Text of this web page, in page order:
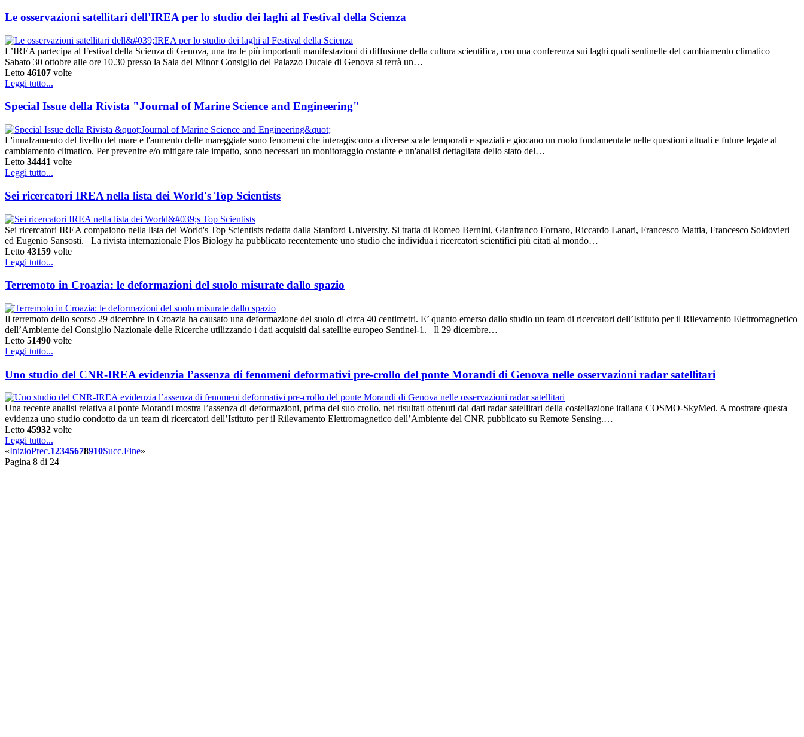
Le osservazioni satellitari dell'IREA per lo studio dei laghi al Festival della Scienza
L’IREA partecipa al Festival della Scienza di Genova, una tra le più importanti manifestazioni di diffusione della cultura scientifica, con una conferenza sui laghi quali sentinelle del cambiamento climatico
Sabato 30 ottobre alle ore 10.30 presso la Sala del Minor Consiglio del Palazzo Ducale di Genova si terrà un…
Letto 46107 volte
Leggi tutto...
Special Issue della Rivista "Journal of Marine Science and Engineering"
L'innalzamento del livello del mare e l'aumento delle mareggiate sono fenomeni che interagiscono a diverse scale temporali e spaziali e giocano un ruolo fondamentale nelle questioni attuali e future legate al
cambiamento climatico. Per prevenire e/o mitigare tale impatto, sono necessari un monitoraggio costante e un'analisi dettagliata dello stato del…
Letto 34441 volte
Leggi tutto...
Sei ricercatori IREA nella lista dei World's Top Scientists
Sei ricercatori IREA compaiono nella lista dei World's Top Scientists redatta dalla Stanford University. Si tratta di Romeo Bernini, Gianfranco Fornaro, Riccardo Lanari, Francesco Mattia, Francesco Soldovieri
ed Eugenio Sansosti. La rivista internazionale Plos Biology ha pubblicato recentemente uno studio che individua i ricercatori scientifici più citati al mondo…
Letto 43159 volte
Leggi tutto...
Terremoto in Croazia: le deformazioni del suolo misurate dallo spazio
Il terremoto dello scorso 29 dicembre in Croazia ha causato una deformazione del suolo di circa 40 centimetri. E’ quanto emerso dallo studio un team di ricercatori dell’Istituto per il Rilevamento Elettromagnetico
dell’Ambiente del Consiglio Nazionale delle Ricerche utilizzando i dati acquisiti dal satellite europeo Sentinel-1. Il 29 dicembre…
Letto 51490 volte
Leggi tutto...
Uno studio del CNR-IREA evidenzia l’assenza di fenomeni deformativi pre-crollo del ponte Morandi di Genova nelle osservazioni radar satellitari
Una recente analisi relativa al ponte Morandi mostra l’assenza di deformazioni, prima del suo crollo, nei risultati ottenuti dai dati radar satellitari della costellazione italiana COSMO-SkyMed. A mostrare questa
evidenza uno studio condotto da un team di ricercatori dell’Istituto per il Rilevamento Elettromagnetico dell’Ambiente del CNR pubblicato su Remote Sensing.…
Letto 45932 volte
Leggi tutto...
«InizioPrec.12345678910Succ.Fine»
Pagina 8 di 24